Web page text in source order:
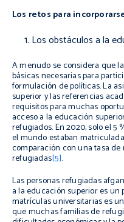
Los retos para
Los obstáculos a la
A menudo se considera que
básicas necesarias para
formulación de políticas. La
superior y las referencias
requisitos para muchas
acceso a la educación
refugiados. En 2020, solo el 5
el mundo estaban
comparación con una tasa
refugiadas[5].
Las personas refugiadas
a la educación superior es un
matrículas universitarias es
que muchas familias de